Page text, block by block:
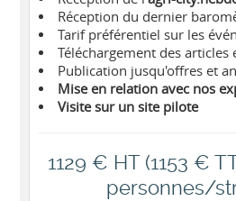
Réception du dernier
Tarif préférentiel sur les
Téléchargement des articles
Publication jusqu'offres et
Mise en relation avec nos
Visite sur un site pilote
1129 € HT (1153 €
personnes/